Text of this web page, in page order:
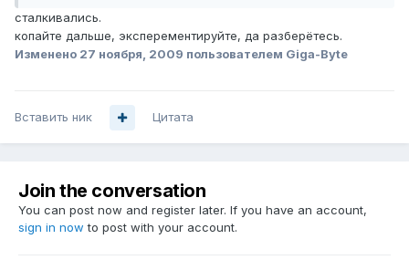
сталкивались.
копайте дальше, эксперементируйте, да разберётесь.
Изменено 27 ноября, 2009 пользователем Giga-Byte
Вставить ник Цитата
Join the conversation
You can post now and register later. If you have an account,
sign in now to post with your account.